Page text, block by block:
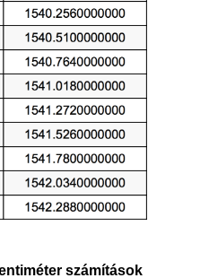
számítások